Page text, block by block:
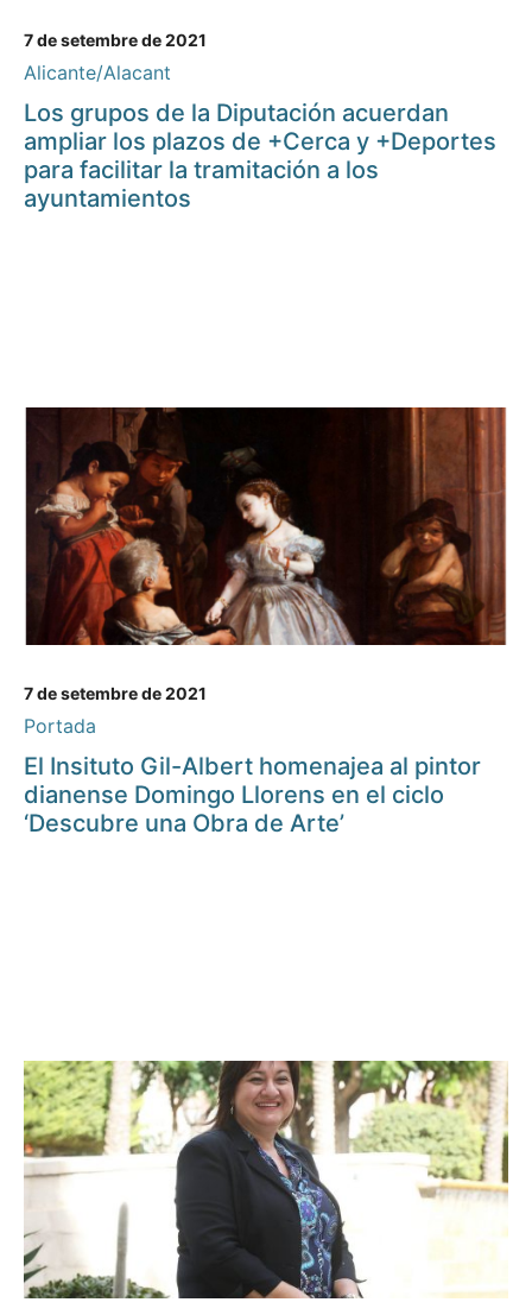
7 de setembre de 2021
Alicante/Alacant
Los grupos de la Diputación acuerdan
ampliar los plazos de +Cerca y +Deportes
para facilitar la tramitación a los
ayuntamientos
7 de setembre de 2021
Portada
El Insituto Gil-Albert homenajea al pintor
dianense Domingo Llorens en el ciclo
‘Descubre una Obra de Arte’